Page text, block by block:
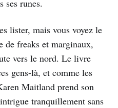
ses runes.
lister, mais vous voyez le
de freaks et marginaux,
vers le nord. Le livre
gens-là, et comme les
Maitland prend son
tranquillement sans